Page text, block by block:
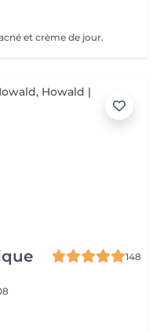
et crème de jour.
148